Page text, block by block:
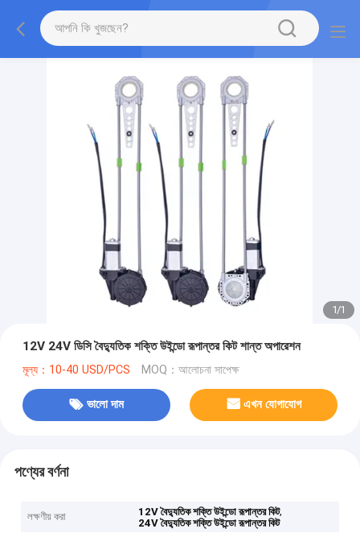
1/1
12V 24V ডিসি বৈদ্যুতিক শক্তি উইন্ডো রূপান্তর কিট শান্ত অপারেশন
মূল্য：10-40 USD/PCS MOQ：আলোচনা সাপেক্ষ
ভালো দাম এখন যোগাযোগ
পণ্যের বর্ণনা
লক্ষণীয় করা 12V বৈদ্যুতিক শক্তি উইন্ডো রূপান্তর কিট,
24V বৈদ্যুতিক শক্তি উইন্ডো রূপান্তর কিট